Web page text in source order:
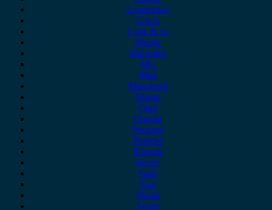
Leapmotor
Lexus
Lynk & co
Mazda
Mercedes
MG
Mini
Mitsubishi
Nissan
Opel
Omoda
Peugeot
Porsche
Renault
Rover
Saab
Seat
Skoda
Smart